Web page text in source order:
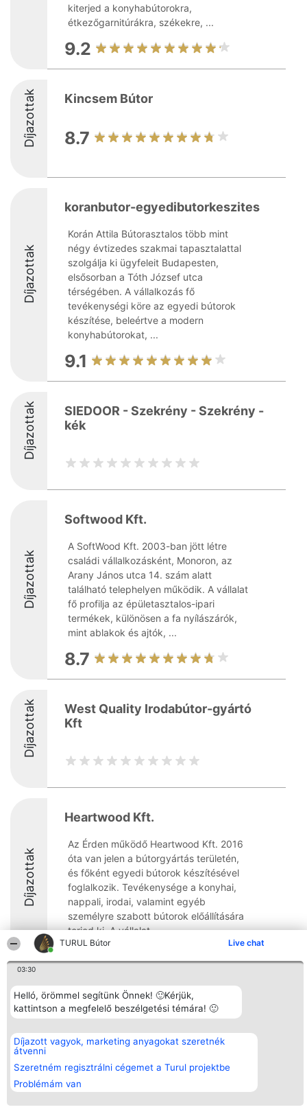
TURUL Bútor Live chat
03:30
Helló, örömmel segítünk Önnek! 🙂Kérjük,
kattintson a megfelelő beszélgetési témára! 🙂
Díjazott vagyok, marketing anyagokat szeretnék
átvenni
Szeretném regisztrálni cégemet a Turul projektbe
Problémám van
kiterjed a konyhabútorokra,
étkezőgarnitúrákra, székekre, ...
9.2
Díjazottak Kincsem Bútor
8.7
Díjazottak
koranbutor-egyedibutorkeszites
Korán Attila Bútorasztalos több mint
négy évtizedes szakmai tapasztalattal
szolgálja ki ügyfeleit Budapesten,
elsősorban a Tóth József utca
térségében. A vállalkozás fő
tevékenységi köre az egyedi bútorok
készítése, beleértve a modern
konyhabútorokat, ...
9.1
Díjazottak
SIEDOOR - Szekrény - Szekrény -
kék
Díjazottak
Softwood Kft.
A SoftWood Kft. 2003-ban jött létre
családi vállalkozásként, Monoron, az
Arany János utca 14. szám alatt
található telephelyen működik. A vállalat
fő profilja az épületasztalos-ipari
termékek, különösen a fa nyílászárók,
mint ablakok és ajtók, ...
8.7
Díjazottak
West Quality Irodabútor-gyártó
Kft
Díjazottak
Heartwood Kft.
Az Érden működő Heartwood Kft. 2016
óta van jelen a bútorgyártás területén,
és főként egyedi bútorok készítésével
foglalkozik. Tevékenysége a konyhai,
nappali, irodai, valamint egyéb
személyre szabott bútorok előállítására
terjed ki. A vállalat ...
8.5
Rangsorszervező
SC Beautiful Company S.R.L.
Sus Nr. 2, Bl. A30, Sc. A, Et.
4, Ap. 13
Bukarest 53-238
Adószám 36737675
Népszavazás
Nyertesek
díjazottak
listája
Státusz
Elérhetőség
Elérhetőség